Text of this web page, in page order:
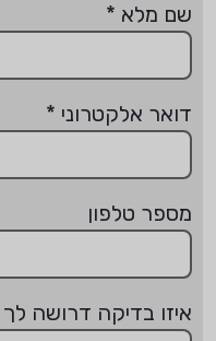
שם מלא *
דואר אלקטרוני *
מספר טלפון
איזו בדיקה דרושה לך